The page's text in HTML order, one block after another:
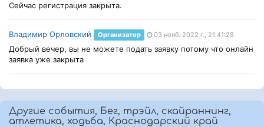
Сейчас регистрация закрыта.
Владимир Орловский Организатор 03 нояб. 2022 г., 21:41:28
Добрый вечер, вы не можете подать заявку потому что онлайн
заявка уже закрыта
Другие события, Бег, трэйл, скайраннинг,
атлетика, ходьба, Краснодарский край